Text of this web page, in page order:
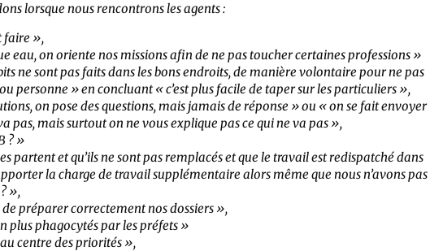
lorsque nous rencontrons les agents :
faire »,
eau, on oriente nos missions afin de ne pas toucher certaines professions »
ne sont pas faits dans les bons endroits, de manière volontaire pour ne pas
personne » en concluant « c’est plus facile de taper sur les particuliers »,
on pose des questions, mais jamais de réponse » ou « on se fait envoyer
pas, mais surtout on ne vous explique pas ce qui ne va pas »,
? »
partent et qu’ils ne sont pas remplacés et que le travail est redispatché dans
la charge de travail supplémentaire alors même que nous n’avons pas
»,
de préparer correctement nos dossiers »,
plus phagocytés par les préfets »
centre des priorités »,